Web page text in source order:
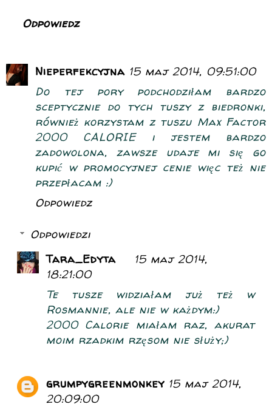
Odpowiedz
Nieperfekcyjna 15 maj 2014, 09:51:00
Do tej pory podchodziłam bardzo
sceptycznie do tych tuszy z biedronki,
również korzystam z tuszu Max Factor
2000 CALORIE i jestem bardzo
zadowolona, zawsze udaje mi się go
kupić w promocyjnej cenie więc też nie
przepłacam :)
Odpowiedz
Odpowiedzi
Tara_Edyta
15 maj 2014,
18:21:00
Te tusze widziałam już też w
Rosmannie, ale nie w każdym:)
2000 Calorie miałam raz, akurat
moim rzadkim rzęsom nie służy;)
grumpygreenmonkey 15 maj 2014,
20:09:00